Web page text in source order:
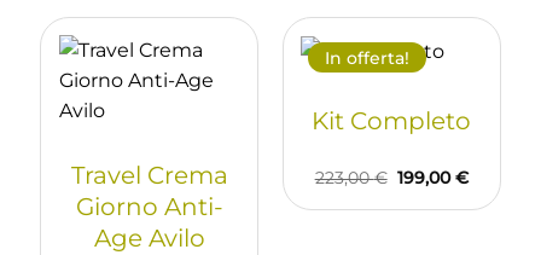
Travel Crema
Giorno Anti-
Age Avilo
In offerta!
Kit Completo
223,00€ Il
prezzo
originale
199,00€Il
prezzo
attuale